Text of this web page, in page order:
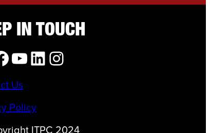
IN TOUCH
YouTube LinkedIn Instagram
Us
Policy
ITPC 2024